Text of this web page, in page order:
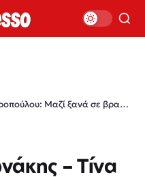
Γιώργος Μυλωνάκης – Τίνα Μεσσαροπούλου: Μαζί ξανά σε βραδινή έξοδο μετά την περιπέτεια υγείας
– Τίνα